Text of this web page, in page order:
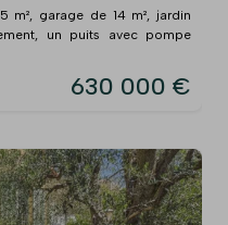
m², garage de 14 m², jardin
un puits avec pompe
630 000 €